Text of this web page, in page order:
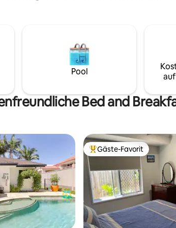
wirst sicherlich zum
Pool
Bed and
Beliebter Gäste-Favorit.
Gäste-Favorit